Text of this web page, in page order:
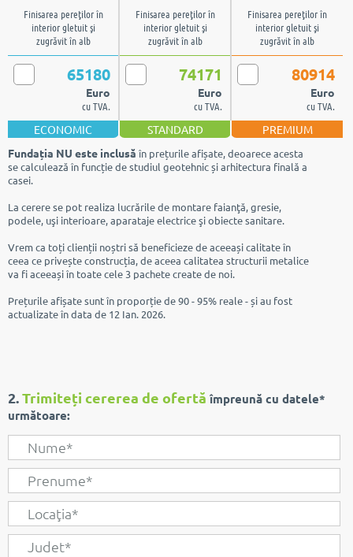
Finisarea pereţilor în
interior gletuit şi
zugrăvit în alb
Finisarea pereţilor în
interior gletuit şi
zugrăvit în alb
Finisarea pereţilor în
interior gletuit şi
zugrăvit în alb
65180
Euro
cu TVA.
74171
Euro
cu TVA.
80914
Euro
cu TVA.
ECONOMIC STANDARD
PREMIUM
Fundația NU este inclusă în prețurile afișate, deoarece acesta
se calculează în funcție de studiul geotehnic și arhitectura finală a
casei.
La cerere se pot realiza lucrările de montare faianţă, gresie,
podele, uşi interioare, aparataje electrice şi obiecte sanitare.
Vrem ca toți clienții noștri să beneficieze de aceeași calitate în
ceea ce privește construcția, de aceea calitatea structurii metalice
va fi aceeași în toate cele 3 pachete create de noi.
Prețurile afișate sunt în proporție de 90 - 95% reale - și au fost
actualizate în data de 12 Ian. 2026.
2.Trimiteți cererea de ofertă împreună cu datele*
următoare: